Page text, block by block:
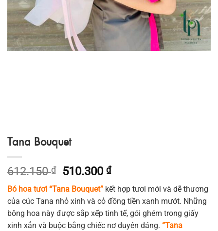
Tana Bouquet
612.150₫
Giá
gốc
là:
612.150 ₫.
510.300₫Giá
hiện
tại
là:
510.300 ₫.
Bó hoa tươi “Tana Bouquet” kết hợp tươi mới và dễ thương
của cúc Tana nhỏ xinh và cỏ đồng tiền xanh mướt. Những
bông hoa này được sắp xếp tinh tế, gói ghém trong giấy
xinh xắn và buộc bằng chiếc nơ duyên dáng. “Tana